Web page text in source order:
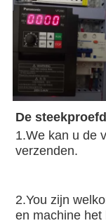
De
1.We kan u de
verzenden.
2.You zijn
en machine het